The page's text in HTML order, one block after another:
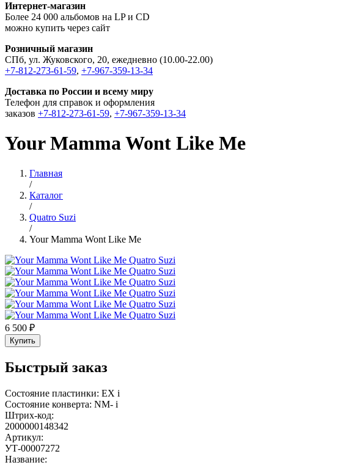
Интернет-магазин
Более 24 000 альбомов на LP и CD
можно купить через сайт
Розничный магазин
СПб, ул. Жуковского, 20, ежедневно (10.00-22.00)
+7-812-273-61-59, +7-967-359-13-34
Доставка по России и всему миру
Телефон для справок и оформления
заказов +7-812-273-61-59, +7-967-359-13-34
Your Mamma Wont Like Me
Главная
/
Каталог
/
Quatro Suzi
/
Your Mamma Wont Like Me
6 500 ₽
Купить
Быстрый заказ
Состояние пластинки: EX i
Состояние конверта: NM- i
Штрих-код:
2000000148342
Артикул:
УТ-00007272
Название: